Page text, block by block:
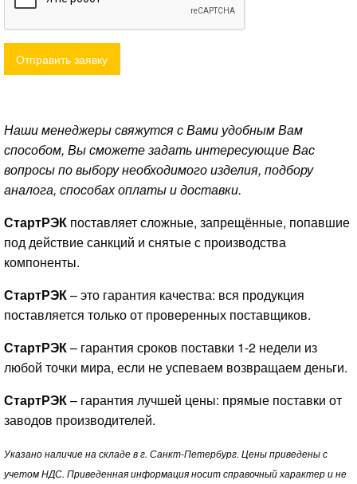
Отправить заявку
Наши менеджеры свяжутся с Вами удобным Вам
способом, Вы сможете задать интересующие Вас
вопросы по выбору необходимого изделия, подбору
аналога, способах оплаты и доставки.
СтартРЭК поставляет сложные, запрещённые, попавшие
под действие санкций и снятые с производства
компоненты.
СтартРЭК– это гарантия качества: вся продукция
поставляется только от проверенных поставщиков.
СтартРЭК– гарантия сроков поставки 1-2 недели из
любой точки мира, если не успеваем возвращаем деньги.
СтартРЭК– гарантия лучшей цены: прямые поставки от
заводов производителей.
Указано наличие на складе в г. Санкт-Петербург. Цены приведены с
учетом НДС. Приведенная информация носит справочный характер и не